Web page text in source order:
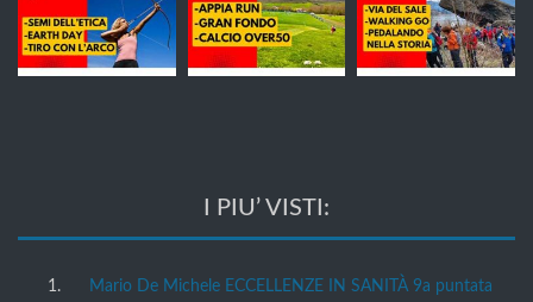
I PIU’ VISTI:
Mario De Michele ECCELLENZE IN SANITÀ 9a puntata